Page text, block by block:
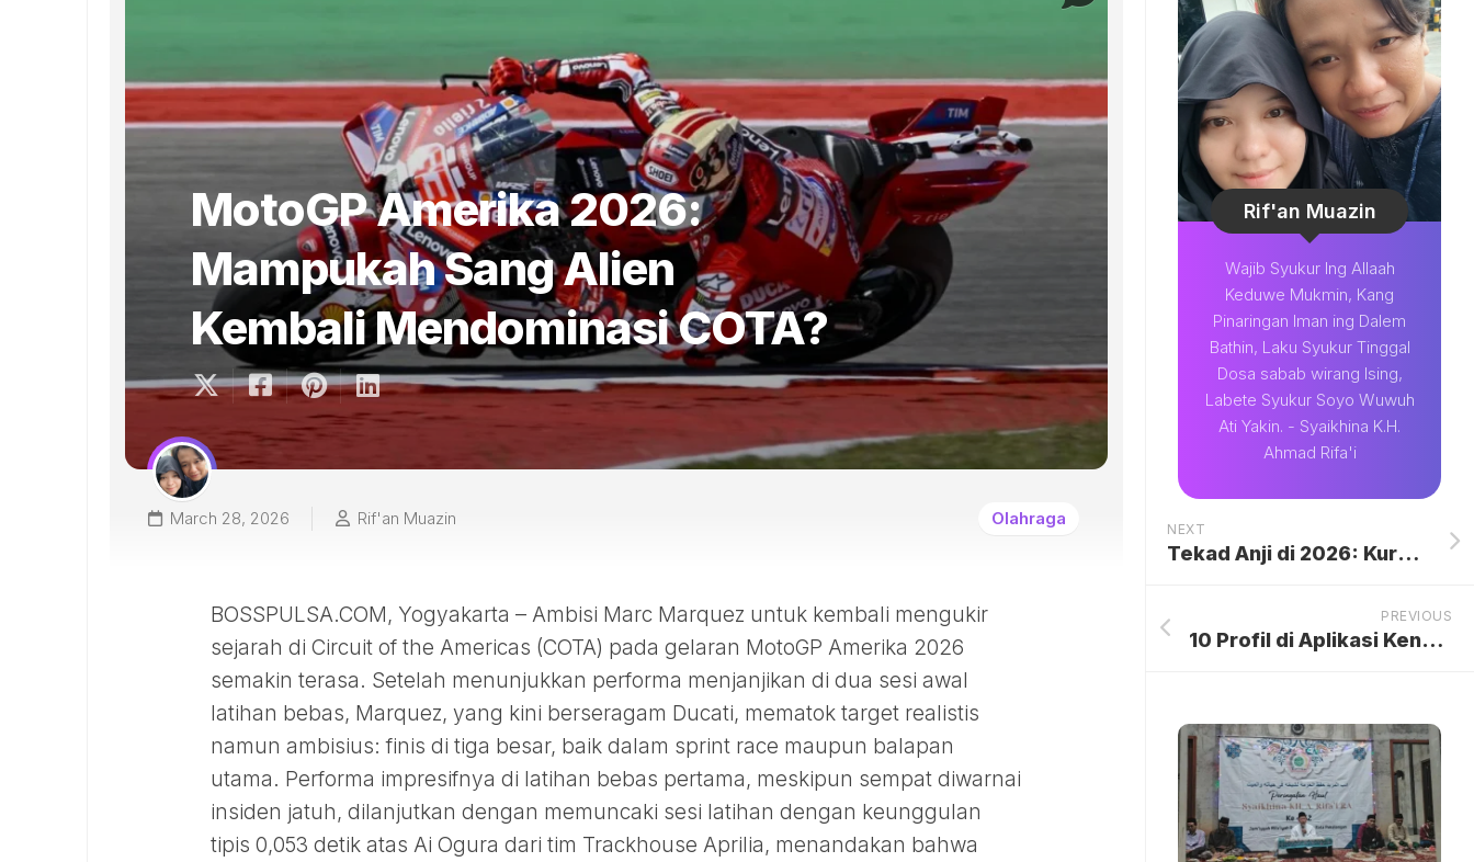
MotoGP Amerika 2026:
Mampukah Sang Alien
Kembali Mendominasi COTA?
March 28, 2026 Rif'an Muazin Olahraga
BOSSPULSA.COM, Yogyakarta – Ambisi Marc Marquez untuk kembali mengukir
sejarah di Circuit of the Americas (COTA) pada gelaran MotoGP Amerika 2026
semakin terasa. Setelah menunjukkan performa menjanjikan di dua sesi awal
latihan bebas, Marquez, yang kini berseragam Ducati, mematok target realistis
namun ambisius: finis di tiga besar, baik dalam sprint race maupun balapan
utama. Performa impresifnya di latihan bebas pertama, meskipun sempat diwarnai
insiden jatuh, dilanjutkan dengan memuncaki sesi latihan dengan keunggulan
tipis 0,053 detik atas Ai Ogura dari tim Trackhouse Aprilia, menandakan bahwa
Rif'an Muazin
Wajib Syukur Ing Allaah
Keduwe Mukmin, Kang
Pinaringan Iman ing Dalem
Bathin, Laku Syukur Tinggal
Dosa sabab wirang Ising,
Labete Syukur Soyo Wuwuh
Ati Yakin. - Syaikhina K.H.
Ahmad Rifa'i
NEXT
Tekad Anji di 2026: Kurangi Manggung demi Waktu Bersama Ibu dan Anak
PREVIOUS
10 Profil di Aplikasi Kencan yang Kelewat Cringe, Jangan Begini Ya